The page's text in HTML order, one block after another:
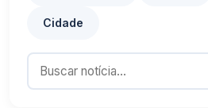
Cidade